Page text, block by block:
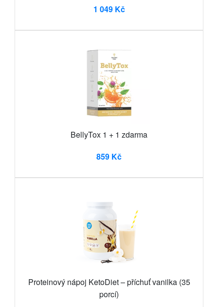
1 049 Kč
BellyTox 1 + 1 zdarma
859 Kč
Proteinový nápoj KetoDiet – příchuť vanilka (35
porcí)